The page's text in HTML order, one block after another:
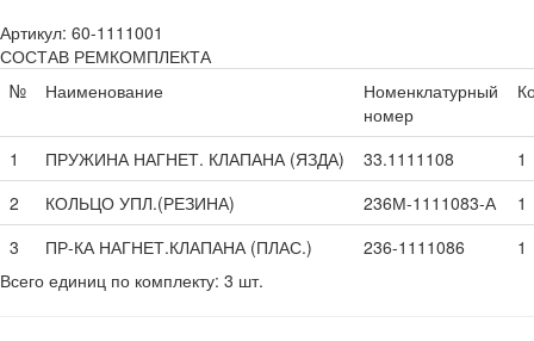
Артикул: 60-1111001
СОСТАВ РЕМКОМПЛЕКТА
№
Наименование
Номенклатурный
номер
1 ПРУЖИНА НАГНЕТ. КЛАПАНА (ЯЗДА) 33.1111108
1
2
КОЛЬЦО УПЛ.(РЕЗИНА) 236М-1111083-А
1
3
ПР-КА НАГНЕТ.КЛАПАНА (ПЛАС.) 236-1111086
1
Всего единиц по комплекту: 3 шт.